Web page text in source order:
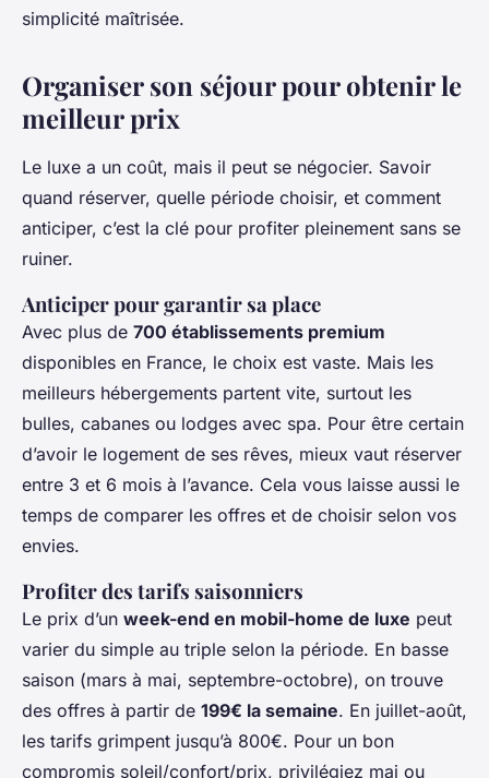
simplicité maîtrisée.
Organiser son séjour pour obtenir le
meilleur prix
Le luxe a un coût, mais il peut se négocier. Savoir
quand réserver, quelle période choisir, et comment
anticiper, c’est la clé pour profiter pleinement sans se
ruiner.
Anticiper pour garantir sa place
Avec plus de 700 établissements premium
disponibles en France, le choix est vaste. Mais les
meilleurs hébergements partent vite, surtout les
bulles, cabanes ou lodges avec spa. Pour être certain
d’avoir le logement de ses rêves, mieux vaut réserver
entre 3 et 6 mois à l’avance. Cela vous laisse aussi le
temps de comparer les offres et de choisir selon vos
envies.
Profiter des tarifs saisonniers
Le prix d’un week-end en mobil-home de luxe peut
varier du simple au triple selon la période. En basse
saison (mars à mai, septembre-octobre), on trouve
des offres à partir de 199€ la semaine. En juillet-août,
les tarifs grimpent jusqu’à 800€. Pour un bon
compromis soleil/confort/prix, privilégiez mai ou